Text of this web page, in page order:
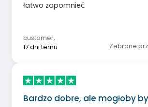
łatwo zapomnieć.
customer,
17 dni temu
Zebrane
Bardzo dobre, ale mogłoby